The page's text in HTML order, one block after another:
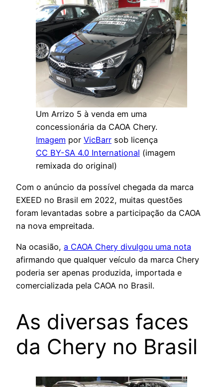
Um Arrizo 5 à venda em uma
concessionária da CAOA Chery.
Imagem por VicBarr sob licença
CC BY-SA 4.0 International (imagem
remixada do original)
Com o anúncio da possível chegada da marca
EXEED no Brasil em 2022, muitas questões
foram levantadas sobre a participação da CAOA
na nova empreitada.
Na ocasião, a CAOA Chery divulgou uma nota
afirmando que qualquer veículo da marca Chery
poderia ser apenas produzida, importada e
comercializada pela CAOA no Brasil.
As diversas faces
da Chery no Brasil